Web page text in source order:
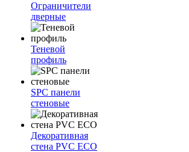
Ограничители
дверные
Теневой
профиль
SPC панели
стеновые
Декоративная
стена PVC ECO